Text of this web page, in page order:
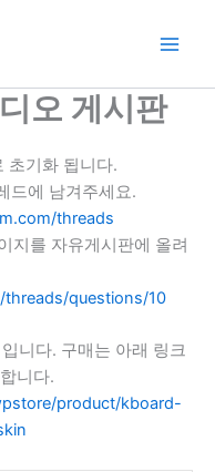
오 게시판
초기화 됩니다.
드에 남겨주세요.
threads
지를 자유게시판에 올려
questions/10
니다. 구매는 아래 링크
니다.
product/kboard-